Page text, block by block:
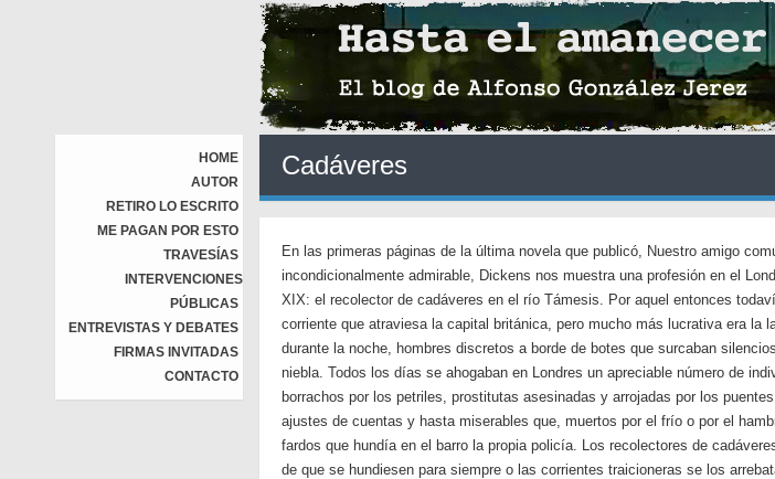
HOME
AUTOR
RETIRO LO ESCRITO
ME PAGAN POR ESTO
TRAVESÍAS
INTERVENCIONES
PÚBLICAS
ENTREVISTAS Y DEBATES
FIRMAS INVITADAS
CONTACTO
Cadáveres
En las primeras páginas de la última novela que publicó, Nuestro amigo
incondicionalmente admirable, Dickens nos muestra una profesión en el
XIX: el recolector de cadáveres en el río Támesis. Por aquel entonces
corriente que atraviesa la capital británica, pero mucho más lucrativa era la
durante la noche, hombres discretos a borde de botes que surcaban
niebla. Todos los días se ahogaban en Londres un apreciable número de
borrachos por los petriles, prostitutas asesinadas y arrojadas por los
ajustes de cuentas y hasta miserables que, muertos por el frío o por el
fardos que hundía en el barro la propia policía. Los recolectores de
de que se hundiesen para siempre o las corrientes traicioneras se los